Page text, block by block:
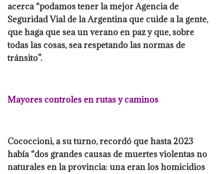
acerca “podamos tener la mejor Agencia de
Seguridad Vial de la Argentina que cuide a la gente,
que haga que sea un verano en paz y que, sobre
todas las cosas, sea respetando las normas de
tránsito”.
Mayores controles en rutas y caminos
Cococcioni, a su turno, recordó que hasta 2023
había “dos grandes causas de muertes violentas no
naturales en la provincia: una eran los homicidios